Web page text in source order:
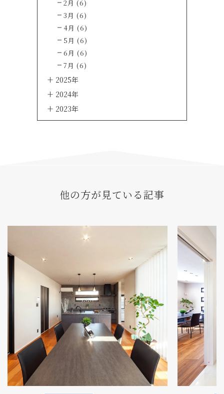
2月 (6)
3月 (6)
4月 (6)
5月 (6)
6月 (6)
7月 (6)
2025年
2024年
2023年
他の方が見ている記事